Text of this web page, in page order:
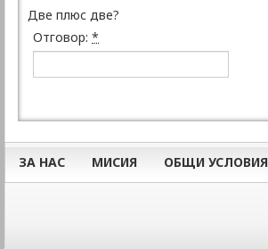
Две плюс две?
Отговор: *
ЗА НАС МИСИЯ ОБЩИ УСЛОВИЯ